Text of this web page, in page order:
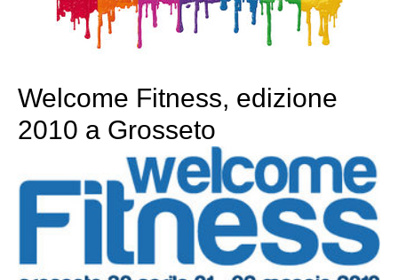
Welcome Fitness, edizione
2010 a Grosseto